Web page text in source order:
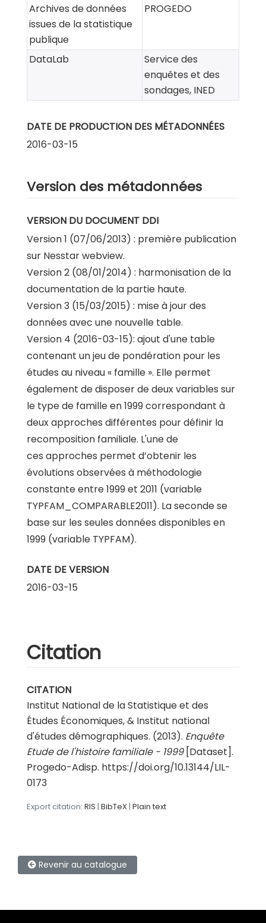
Archives de données
issues de la statistique
publique
PROGEDO
DataLab
Service des
enquêtes et des
sondages, INED
DATE DE PRODUCTION DES MÉTADONNÉES
2016-03-15
Version des métadonnées
VERSION DU DOCUMENT DDI
Version 1 (07/06/2013) : première publication
sur Nesstar webview.
Version 2 (08/01/2014) : harmonisation de la
documentation de la partie haute.
Version 3 (15/03/2015) : mise à jour des
données avec une nouvelle table.
Version 4 (2016-03-15): ajout d'une table
contenant un jeu de pondération pour les
études au niveau « famille ». Elle permet
également de disposer de deux variables sur
le type de famille en 1999 correspondant à
deux approches différentes pour définir la
recomposition familiale. L'une de
ces approches permet d’obtenir les
évolutions observées à méthodologie
constante entre 1999 et 2011 (variable
TYPFAM_COMPARABLE2011). La seconde se
base sur les seules données disponibles en
1999 (variable TYPFAM).
DATE DE VERSION
2016-03-15
Citation
CITATION
Institut National de la Statistique et des
Études Économiques, & Institut national
d'études démographiques. (2013). Enquête
Etude de l'histoire familiale - 1999[Dataset].
Progedo-Adisp. https://doi.org/10.13144/LIL-
0173
Export citation: RIS | BibTeX| Plain text
Revenir au catalogue